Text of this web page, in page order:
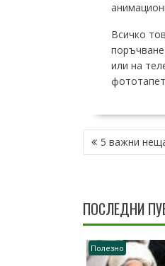
Всичко
или на
НАВИГАЦИЯ
5 важни
ПОСЛЕДНИ
Полезно